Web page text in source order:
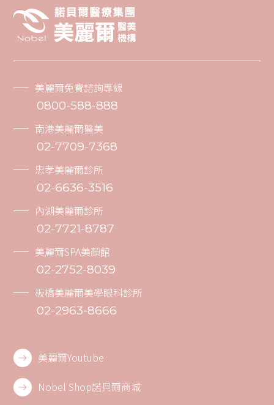
美麗爾免費諮詢專線
0800-588-888
南港美麗爾醫美
02-7709-7368
忠孝美麗爾診所
02-6636-3516
內湖美麗爾診所
02-7721-8787
美麗爾SPA美顏館
02-2752-8039
板橋美麗爾美學眼科診所
02-2963-8666
美麗爾Youtube
Nobel Shop諾貝爾商城